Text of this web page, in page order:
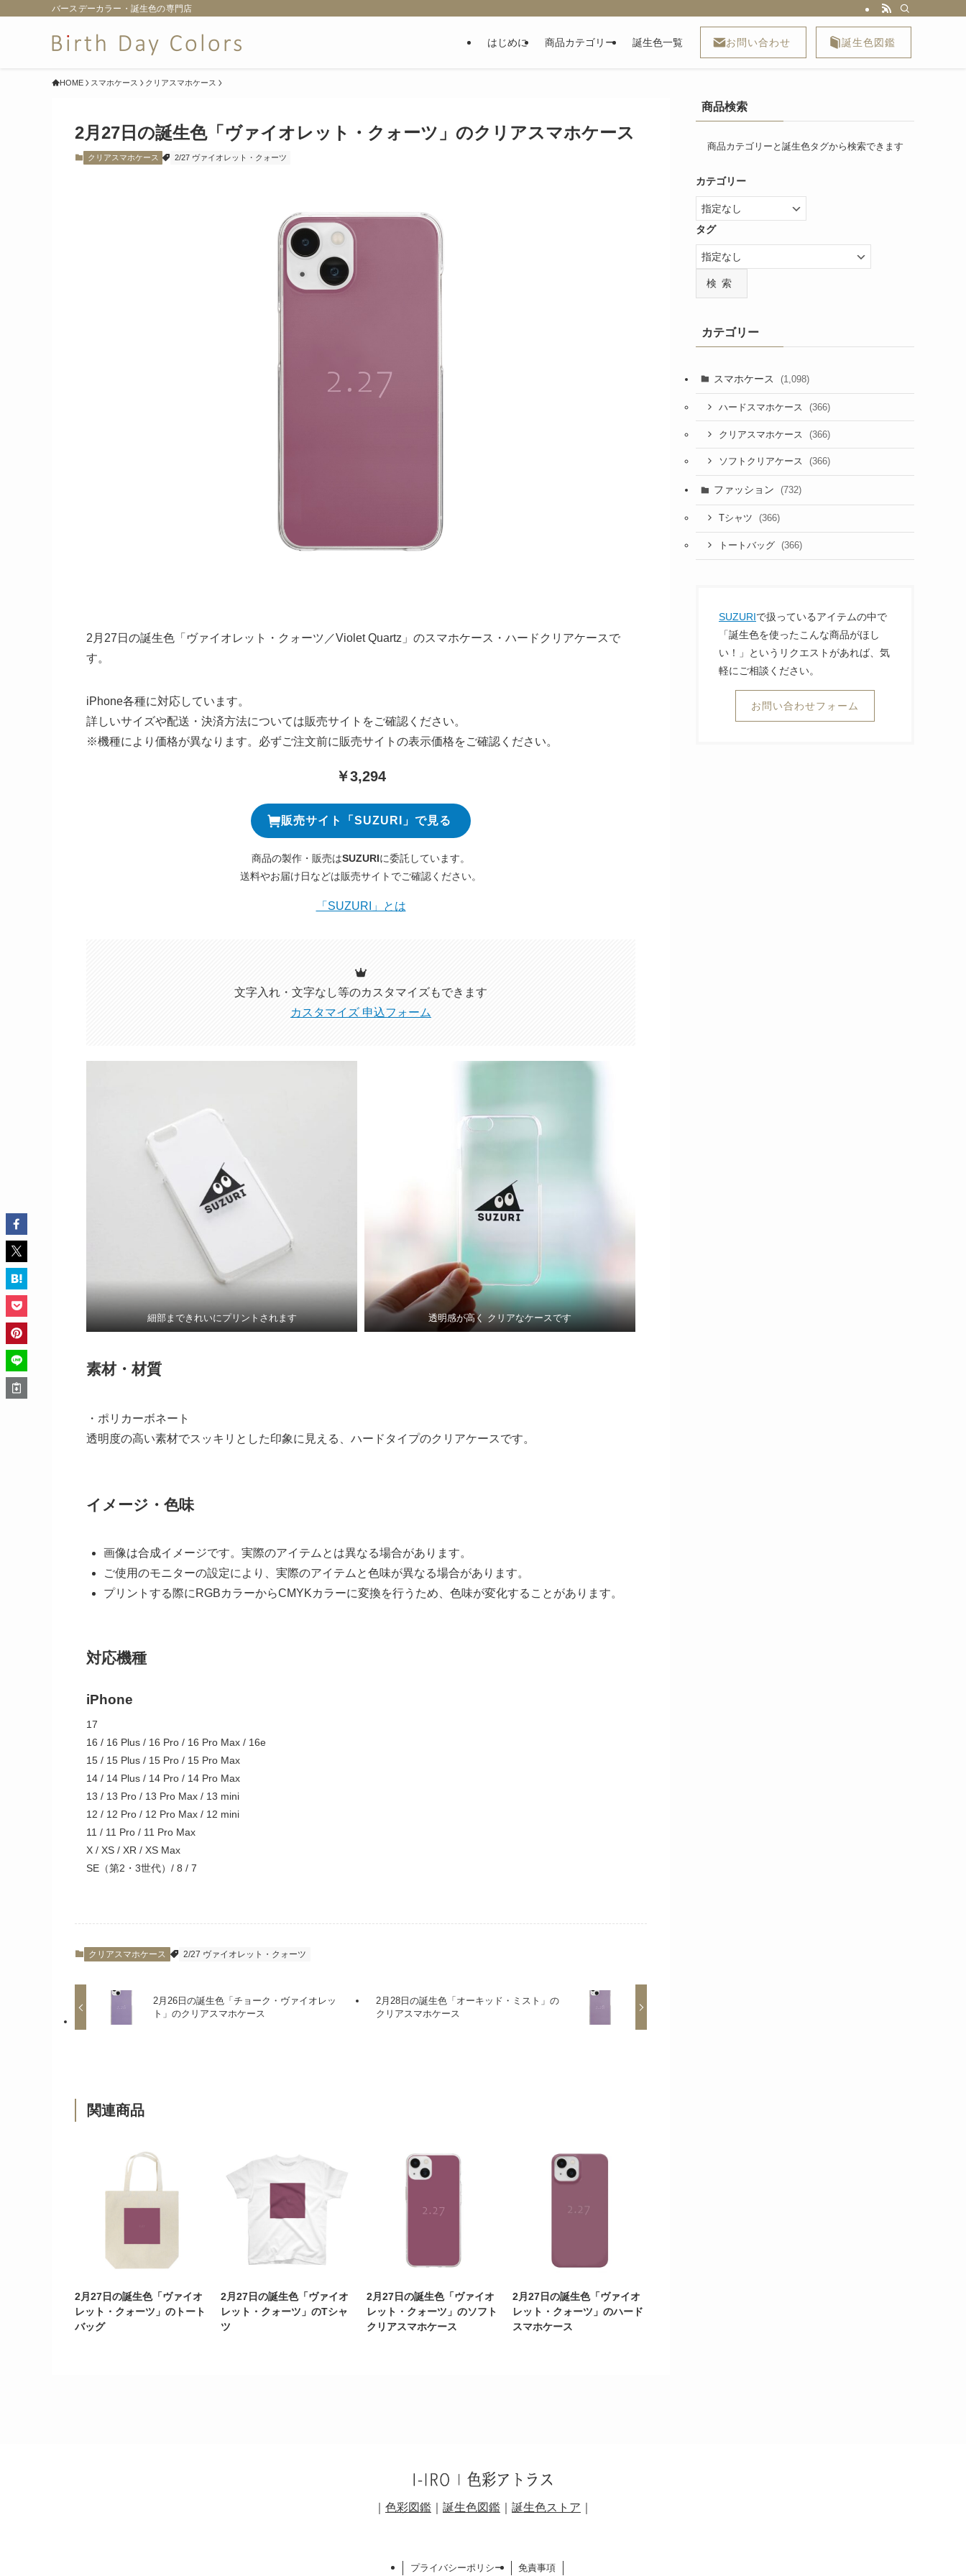
バースデーカラー・誕生色の専門店
はじめに 商品カテゴリー 誕生色一覧 お問い合わせ 誕生色図鑑
HOME スマホケース クリアスマホケース
2月27日の誕生色「ヴァイオレット・クォーツ」のクリアスマホケース
クリアスマホケース 2/27 ヴァイオレット・クォーツ
2月27日の誕生色「ヴァイオレット・クォーツ／Violet Quartz」のスマホケース・ハードクリアケースで
す。
iPhone各種に対応しています。
詳しいサイズや配送・決済方法については販売サイトをご確認ください。
※機種により価格が異なります。必ずご注文前に販売サイトの表示価格をご確認ください。
￥3,294
販売サイト「SUZURI」で見る
商品の製作・販売はSUZURIに委託しています。
送料やお届け日などは販売サイトでご確認ください。
「SUZURI」とは
文字入れ・文字なし等のカスタマイズもできます
カスタマイズ 申込フォーム
細部まできれいにプリントされます 透明感が高く クリアなケースです
素材・材質
・ポリカーボネート
透明度の高い素材でスッキリとした印象に見える、ハードタイプのクリアケースです。
イメージ・色味
画像は合成イメージです。実際のアイテムとは異なる場合があります。
ご使用のモニターの設定により、実際のアイテムと色味が異なる場合があります。
プリントする際にRGBカラーからCMYKカラーに変換を行うため、色味が変化することがあります。
対応機種
iPhone
17
16 / 16 Plus / 16 Pro / 16 Pro Max / 16e
15 / 15 Plus / 15 Pro / 15 Pro Max
14 / 14 Plus / 14 Pro / 14 Pro Max
13 / 13 Pro / 13 Pro Max / 13 mini
12 / 12 Pro / 12 Pro Max / 12 mini
11 / 11 Pro / 11 Pro Max
X / XS / XR / XS Max
SE（第2・3世代）/ 8 / 7
クリアスマホケース 2/27 ヴァイオレット・クォーツ
2月26日の誕生色「チョーク・ヴァイオレッ
ト」のクリアスマホケース
2月28日の誕生色「オーキッド・ミスト」の
クリアスマホケース
関連商品
2月27日の誕生色「ヴァイオ
レット・クォーツ」のトート
バッグ
2月27日の誕生色「ヴァイオ
レット・クォーツ」のTシャ
ツ
2月27日の誕生色「ヴァイオ
レット・クォーツ」のソフト
クリアスマホケース
2月27日の誕生色「ヴァイオ
レット・クォーツ」のハード
スマホケース
商品検索
商品カテゴリーと誕生色タグから検索できます
カテゴリー
タグ
検索
カテゴリー
スマホケース (1,098)
ハードスマホケース (366)
クリアスマホケース (366)
ソフトクリアケース (366)
ファッション (732)
Tシャツ (366)
トートバッグ (366)
SUZURIで扱っているアイテムの中で
「誕生色を使ったこんな商品がほし
い！」というリクエストがあれば、気
軽にご相談ください。
お問い合わせフォーム
色彩図鑑 誕生色図鑑 誕生色ストア
プライバシーポリシー 免責事項